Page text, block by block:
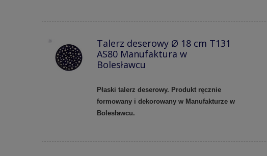
Talerz deserowy Ø 18 cm T131
AS80 Manufaktura w
Bolesławcu
Płaski talerz deserowy. Produkt ręcznie
formowany i dekorowany w Manufakturze w
Bolesławcu.